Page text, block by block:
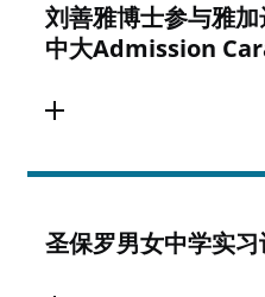
刘善雅博士参与雅
中大Admission
圣保罗男女中学实